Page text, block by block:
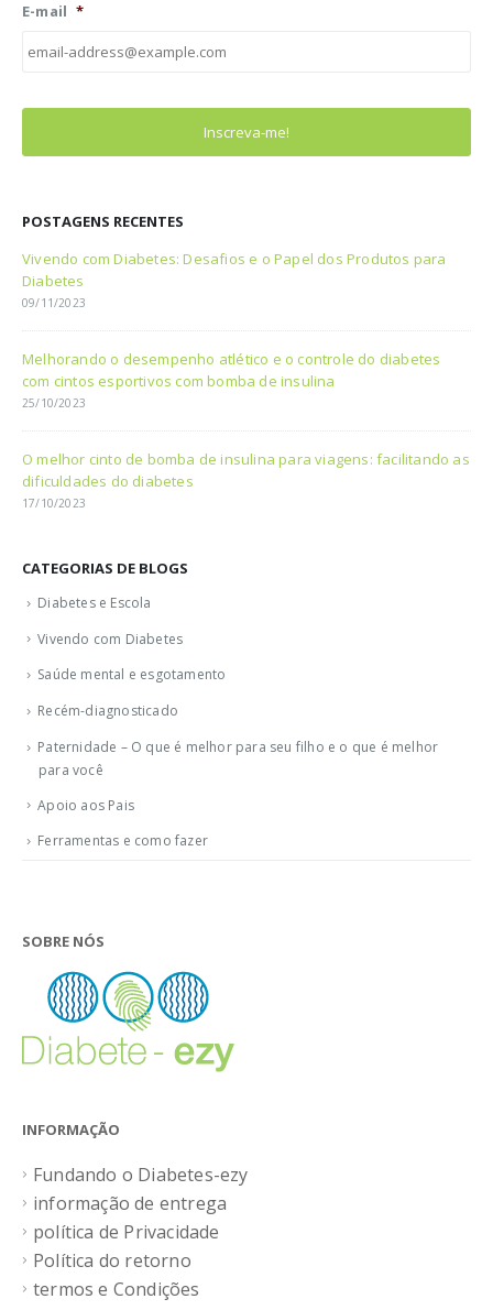
E-mail *
POSTAGENS RECENTES
Vivendo com Diabetes: Desafios e o Papel dos Produtos para
Diabetes
09/11/2023
Melhorando o desempenho atlético e o controle do diabetes
com cintos esportivos com bomba de insulina
25/10/2023
O melhor cinto de bomba de insulina para viagens: facilitando as
dificuldades do diabetes
17/10/2023
CATEGORIAS DE BLOGS
Diabetes e Escola
Vivendo com Diabetes
Saúde mental e esgotamento
Recém-diagnosticado
Paternidade – O que é melhor para seu filho e o que é melhor
para você
Apoio aos Pais
Ferramentas e como fazer
SOBRE NÓS
INFORMAÇÃO
Fundando o Diabetes-ezy
informação de entrega
política de Privacidade
Política do retorno
termos e Condições